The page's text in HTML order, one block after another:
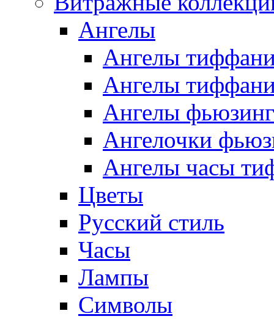
Ангелы
Ангелы
Ангелы
Ангелы фьюзинг
Ангелочки
Ангелы часы
Цветы
Русский стиль
Часы
Лампы
Символы